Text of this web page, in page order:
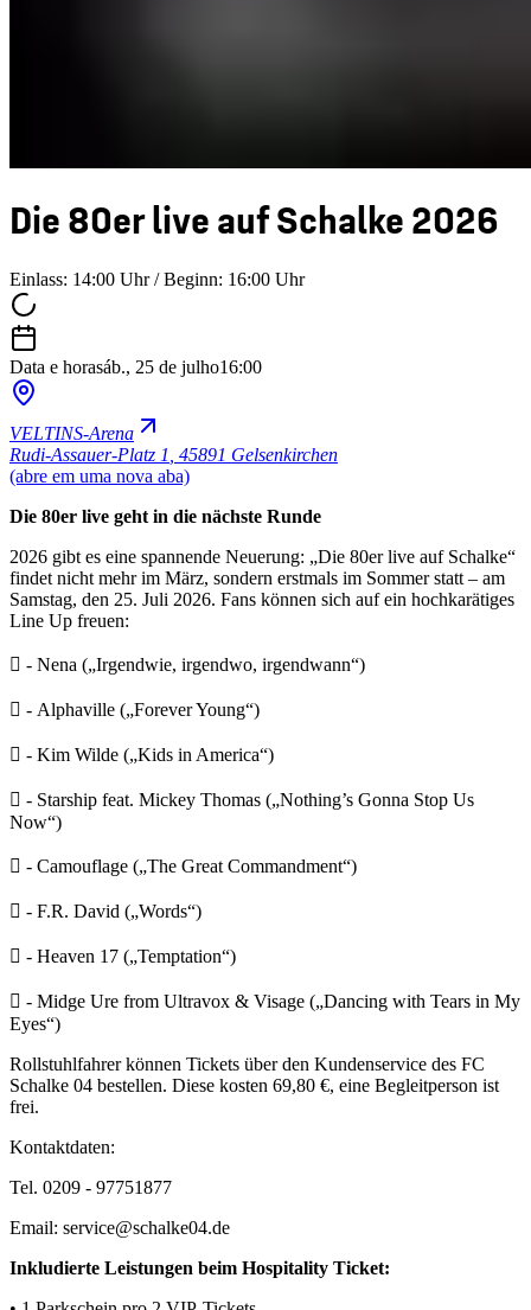
Die 80er live auf Schalke 2026
Einlass: 14:00 Uhr / Beginn: 16:00 Uhr
Data e horasáb., 25 de julho16:00
VELTINS-Arena
Rudi-Assauer-Platz 1 45891 Gelsenkirchen
(abre em uma nova aba)
Die 80er live geht in die nächste Runde
2026 gibt es eine spannende Neuerung: „Die 80er live auf Schalke“
findet nicht mehr im März, sondern erstmals im Sommer statt – am
Samstag, den 25. Juli 2026. Fans können sich auf ein hochkarätiges
Line Up freuen:
 - Nena („Irgendwie, irgendwo, irgendwann“)
 - Alphaville („Forever Young“)
 - Kim Wilde („Kids in America“)
 - Starship feat. Mickey Thomas („Nothing’s Gonna Stop Us
Now“)
 - Camouflage („The Great Commandment“)
 - F.R. David („Words“)
 - Heaven 17 („Temptation“)
 - Midge Ure from Ultravox & Visage („Dancing with Tears in My
Eyes“)
Rollstuhlfahrer können Tickets über den Kundenservice des FC
Schalke 04 bestellen. Diese kosten 69,80 €, eine Begleitperson ist
frei.
Kontaktdaten:
Tel. 0209 - 97751877
Email: service@schalke04.de
Inkludierte Leistungen beim Hospitality Ticket: